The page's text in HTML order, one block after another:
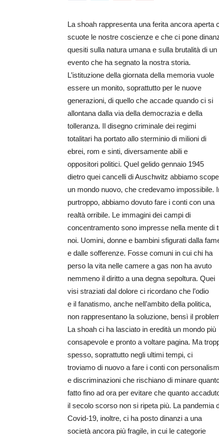
La shoah rappresenta una ferita ancora aperta
scuote le nostre coscienze e che ci pone
quesiti sulla natura umana e sulla brutalità di un
evento che ha segnato la nostra storia.
L’istituzione della giornata della memoria vuole
essere un monito, soprattutto per le nuove
generazioni, di quello che accade quando ci si
allontana dalla via della democrazia e della
tolleranza. Il disegno criminale dei regimi
totalitari ha portato allo sterminio di milioni di
ebrei, rom e sinti, diversamente abili e
oppositori politici. Quel gelido gennaio 1945
dietro quei cancelli di Auschwitz abbiamo
un mondo nuovo, che credevamo impossibile.
purtroppo, abbiamo dovuto fare i conti con una
realtà orribile. Le immagini dei campi di
concentramento sono impresse nella mente di
noi. Uomini, donne e bambini sfigurati dalla
e dalle sofferenze. Fosse comuni in cui chi ha
perso la vita nelle camere a gas non ha avuto
nemmeno il diritto a una degna sepoltura. Quei
visi straziati dal dolore ci ricordano che l’odio
e il fanatismo, anche nell’ambito della politica,
non rappresentano la soluzione, bensì il
La shoah ci ha lasciato in eredità un mondo più
consapevole e pronto a voltare pagina. Ma
spesso, soprattutto negli ultimi tempi, ci
troviamo di nuovo a fare i conti con
e discriminazioni che rischiano di minare
​fatto fino ad ora per evitare che quanto
il secolo scorso non si ripeta più. La pandemia
Covid-19, inoltre, ci ha posto dinanzi a una
società ancora più fragile, in cui le categorie